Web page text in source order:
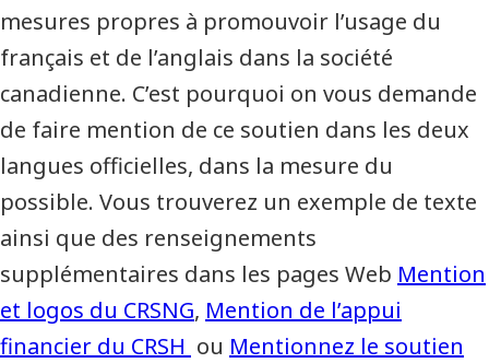
mesures propres à promouvoir l’usage du
français et de l’anglais dans la société
canadienne. C’est pourquoi on vous demande
de faire mention de ce soutien dans les deux
langues officielles, dans la mesure du
possible. Vous trouverez un exemple de texte
ainsi que des renseignements
supplémentaires dans les pages Web Mention
et logos du CRSNG, Mention de l’appui
financier du CRSH ou Mentionnez le soutien